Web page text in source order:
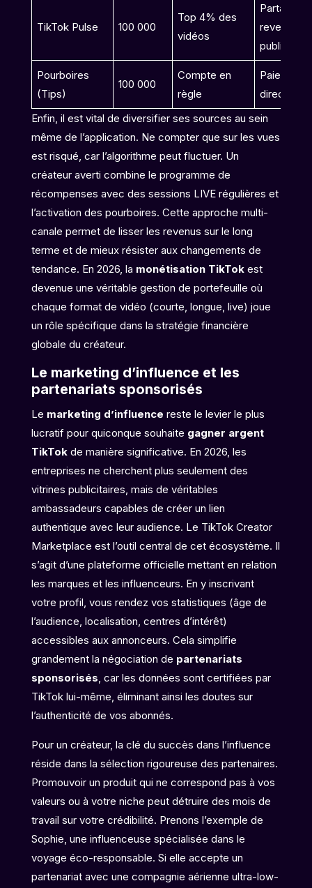
TikTok Pulse 100 000
Top 4% des
vidéos
Partage
revenus
Pourboires
(Tips)
100 000
Compte en
règle
Paiement
direct
Enfin, il est vital de diversifier ses sources au sein
même de l’application. Ne compter que sur les vues
est risqué, car l’algorithme peut fluctuer. Un
créateur averti combine le programme de
récompenses avec des sessions LIVE régulières et
l’activation des pourboires. Cette approche multi-
canale permet de lisser les revenus sur le long
terme et de mieux résister aux changements de
tendance. En 2026, la monétisation TikTokest
devenue une véritable gestion de portefeuille où
chaque format de vidéo (courte, longue, live) joue
un rôle spécifique dans la stratégie financière
globale du créateur.
Le marketing d’influence et les
partenariats sponsorisés
Le marketing d’influence reste le levier le plus
lucratif pour quiconque souhaite gagner argent
TikTokde manière significative. En 2026, les
entreprises ne cherchent plus seulement des
vitrines publicitaires, mais de véritables
ambassadeurs capables de créer un lien
authentique avec leur audience. Le TikTok Creator
Marketplace est l’outil central de cet écosystème. Il
s’agit d’une plateforme officielle mettant en relation
les marques et les influenceurs. En y inscrivant
votre profil, vous rendez vos statistiques (âge de
l’audience, localisation, centres d’intérêt)
accessibles aux annonceurs. Cela simplifie
grandement la négociation de partenariats
sponsorisés , car les données sont certifiées par
TikTok lui-même, éliminant ainsi les doutes sur
l’authenticité de vos abonnés.
Pour un créateur, la clé du succès dans l’influence
réside dans la sélection rigoureuse des partenaires.
Promouvoir un produit qui ne correspond pas à vos
valeurs ou à votre niche peut détruire des mois de
travail sur votre crédibilité. Prenons l’exemple de
Sophie, une influenceuse spécialisée dans le
voyage éco-responsable. Si elle accepte un
partenariat avec une compagnie aérienne ultra-low-